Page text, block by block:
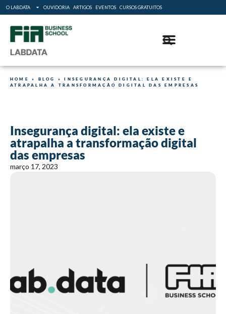
O LABDATA OUVIDORIA ARTIGOS EVENTOS CURSOS GRATUITOS
HOME » BLOG »INSEGURANÇA DIGITAL: ELA EXISTE E
ATRAPALHA A TRANSFORMAÇÃO DIGITAL DAS EMPRESAS
Insegurança digital: ela existe e
atrapalha a transformação digital
das empresas
março 17, 2023